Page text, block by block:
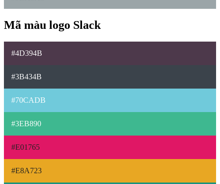
Mã màu logo Slack
#4D394B
#3B434B
#70CADB
#3EB890
#E01765
#E8A723